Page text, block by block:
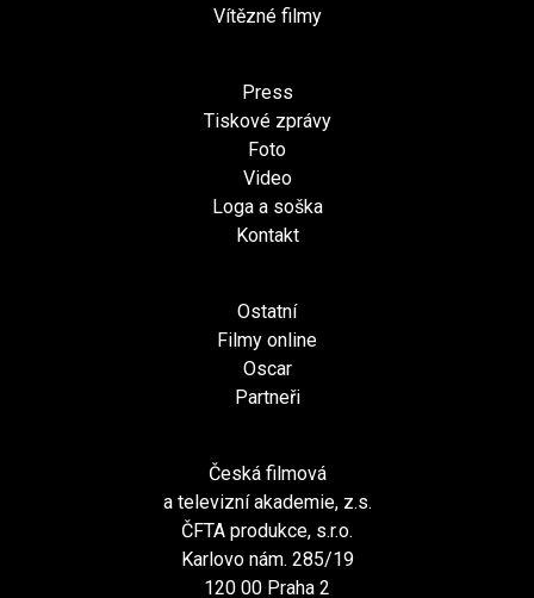
Vítězné filmy
Press
Tiskové zprávy
Foto
Video
Loga a soška
Kontakt
Ostatní
Filmy online
Oscar
Partneři
Česká filmová
a televizní akademie, z.s.
ČFTA produkce, s.r.o.
Karlovo nám. 285/19
120 00 Praha 2